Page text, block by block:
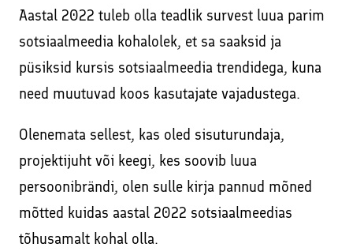
Aastal 2022 tuleb olla teadlik survest luua parim
sotsiaalmeedia kohalolek, et sa saaksid ja
püsiksid kursis sotsiaalmeedia trendidega, kuna
need muutuvad koos kasutajate vajadustega.
Olenemata sellest, kas oled sisuturundaja,
projektijuht või keegi, kes soovib luua
persoonibrändi, olen sulle kirja pannud mõned
mõtted kuidas aastal 2022 sotsiaalmeedias
tõhusamalt kohal olla.